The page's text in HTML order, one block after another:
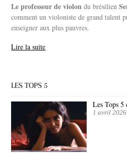
Le professeur de violon du brésilien
comment un violoniste de grand talent
enseigner aux plus pauvres.
Lire la suite
LES TOPS 5
Les Tops 5
1 avril 2026